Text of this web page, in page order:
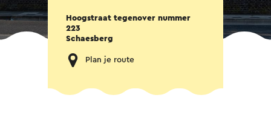
Hoogstraat tegenover nummer
223
Schaesberg
Plan je route